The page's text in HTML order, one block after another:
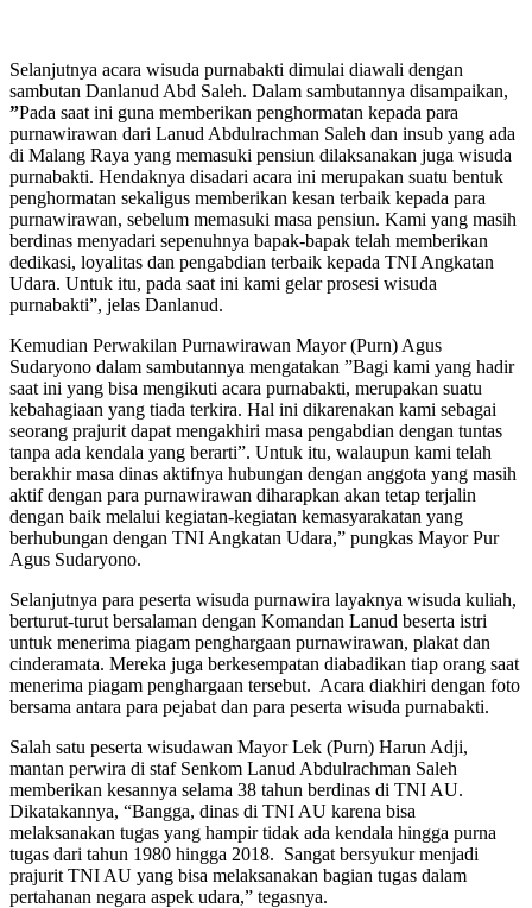
Selanjutnya acara wisuda purnabakti dimulai diawali dengan
sambutan Danlanud Abd Saleh. Dalam sambutannya disampaikan,
”Pada saat ini guna memberikan penghormatan kepada para
purnawirawan dari Lanud Abdulrachman Saleh dan insub yang ada
di Malang Raya yang memasuki pensiun dilaksanakan juga wisuda
purnabakti. Hendaknya disadari acara ini merupakan suatu bentuk
penghormatan sekaligus memberikan kesan terbaik kepada para
purnawirawan, sebelum memasuki masa pensiun. Kami yang masih
berdinas menyadari sepenuhnya bapak-bapak telah memberikan
dedikasi, loyalitas dan pengabdian terbaik kepada TNI Angkatan
Udara. Untuk itu, pada saat ini kami gelar prosesi wisuda
purnabakti”, jelas Danlanud.
Kemudian Perwakilan Purnawirawan Mayor (Purn) Agus
Sudaryono dalam sambutannya mengatakan ”Bagi kami yang hadir
saat ini yang bisa mengikuti acara purnabakti, merupakan suatu
kebahagiaan yang tiada terkira. Hal ini dikarenakan kami sebagai
seorang prajurit dapat mengakhiri masa pengabdian dengan tuntas
tanpa ada kendala yang berarti”. Untuk itu, walaupun kami telah
berakhir masa dinas aktifnya hubungan dengan anggota yang masih
aktif dengan para purnawirawan diharapkan akan tetap terjalin
dengan baik melalui kegiatan-kegiatan kemasyarakatan yang
berhubungan dengan TNI Angkatan Udara,” pungkas Mayor Pur
Agus Sudaryono.
Selanjutnya para peserta wisuda purnawira layaknya wisuda kuliah,
berturut-turut bersalaman dengan Komandan Lanud beserta istri
untuk menerima piagam penghargaan purnawirawan, plakat dan
cinderamata. Mereka juga berkesempatan diabadikan tiap orang saat
menerima piagam penghargaan tersebut. Acara diakhiri dengan foto
bersama antara para pejabat dan para peserta wisuda purnabakti.
Salah satu peserta wisudawan Mayor Lek (Purn) Harun Adji,
mantan perwira di staf Senkom Lanud Abdulrachman Saleh
memberikan kesannya selama 38 tahun berdinas di TNI AU.
Dikatakannya, “Bangga, dinas di TNI AU karena bisa
melaksanakan tugas yang hampir tidak ada kendala hingga purna
tugas dari tahun 1980 hingga 2018. Sangat bersyukur menjadi
prajurit TNI AU yang bisa melaksanakan bagian tugas dalam
pertahanan negara aspek udara,” tegasnya.